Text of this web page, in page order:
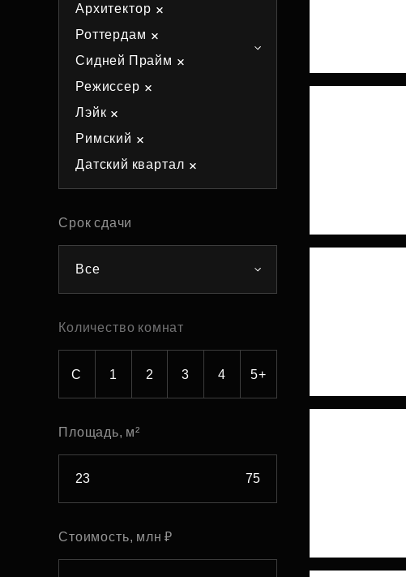
Архитектор
Роттердам
Сидней Прайм
Режиссер
Лэйк
Римский
Датский квартал
Срок сдачи
Все
Количество комнат
С 1 2 3 4 5+
Площадь, м²
Стоимость, млн ₽